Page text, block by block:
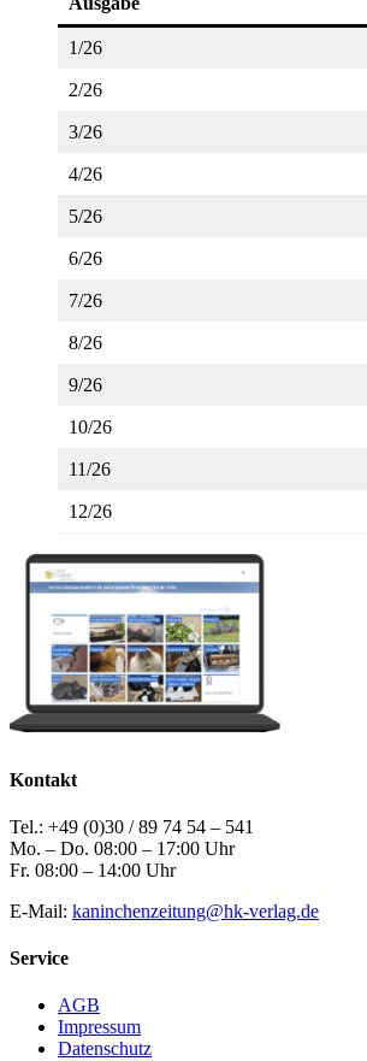
1/26
2/26
3/26
4/26
5/26
6/26
7/26
8/26
9/26
10/26
11/26
12/26
Kontakt
Tel.: +49 (0)30 / 89 74 54 – 541
Mo. – Do. 08:00 – 17:00 Uhr
Fr. 08:00 – 14:00 Uhr
E-Mail: kaninchenzeitung@hk-verlag.de
Service
AGB
Impressum
Datenschutz